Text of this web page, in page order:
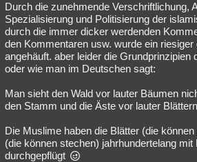
Durch die zunehmende Verschriftlichung,
Spezialisierung und Politisierung der
durch die immer dicker werdenden
den Kommentaren usw. wurde ein
angehäuft. aber leider die Grundprinzipien
oder wie man im Deutschen sagt:
Man sieht den Wald vor lauter Bäumen
den Stamm und die Äste vor lauter
Die Muslime haben die Blätter (die
(die können stechen) jahrhundertelang
durchgepflügt